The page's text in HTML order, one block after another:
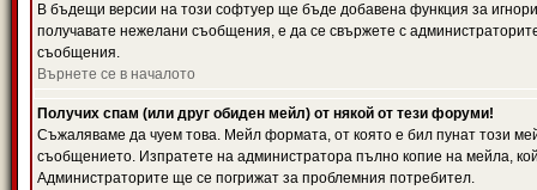
В бъдещи версии на този софтуер ще бъде добавена функция за
получавате нежелани съобщения, е да се свържете с
съобщения.
Върнете се в началото
Получих спам (или друг обиден мейл) от някой от тези форуми!
Съжаляваме да чуем това. Мейл формата, от която е бил пунат този
съобщението. Изпратете на администратора пълно копие на мейла,
Администраторите ще се погрижат за проблемния потребител.